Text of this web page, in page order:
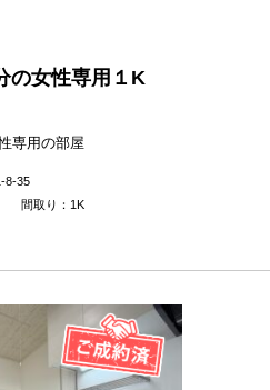
の女性専用１K
専用の部屋
8-35
間取り：1K